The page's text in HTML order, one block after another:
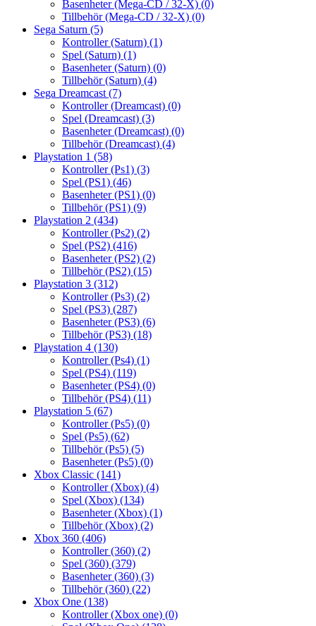
Basenheter (Mega-CD / 32-X) (0)
Tillbehör (Mega-CD / 32-X) (0)
Sega Saturn (5)
Kontroller (Saturn) (1)
Spel (Saturn) (1)
Basenheter (Saturn) (0)
Tillbehör (Saturn) (4)
Sega Dreamcast (7)
Kontroller (Dreamcast) (0)
Spel (Dreamcast) (3)
Basenheter (Dreamcast) (0)
Tillbehör (Dreamcast) (4)
Playstation 1 (58)
Kontroller (Ps1) (3)
Spel (PS1) (46)
Basenheter (PS1) (0)
Tillbehör (PS1) (9)
Playstation 2 (434)
Kontroller (Ps2) (2)
Spel (PS2) (416)
Basenheter (PS2) (2)
Tillbehör (PS2) (15)
Playstation 3 (312)
Kontroller (Ps3) (2)
Spel (PS3) (287)
Basenheter (PS3) (6)
Tillbehör (PS3) (18)
Playstation 4 (130)
Kontroller (Ps4) (1)
Spel (PS4) (119)
Basenheter (PS4) (0)
Tillbehör (PS4) (11)
Playstation 5 (67)
Kontroller (Ps5) (0)
Spel (Ps5) (62)
Tillbehör (Ps5) (5)
Basenheter (Ps5) (0)
Xbox Classic (141)
Kontroller (Xbox) (4)
Spel (Xbox) (134)
Basenheter (Xbox) (1)
Tillbehör (Xbox) (2)
Xbox 360 (406)
Kontroller (360) (2)
Spel (360) (379)
Basenheter (360) (3)
Tillbehör (360) (22)
Xbox One (138)
Kontroller (Xbox one) (0)